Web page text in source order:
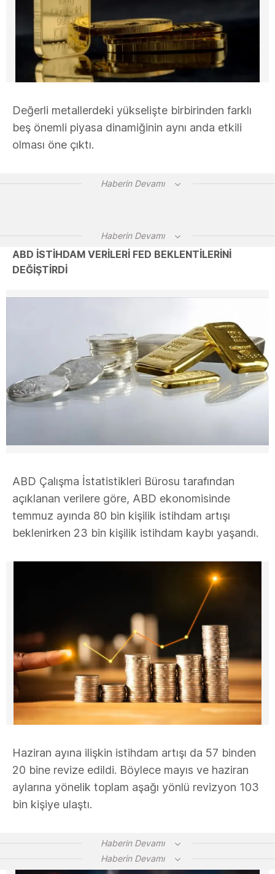
Değerli metallerdeki yükselişte birbirinden farklı
beş önemli piyasa dinamiğinin aynı anda etkili
olması öne çıktı.
Haberin Devamı
Haberin Devamı
ABD İSTİHDAM VERİLERİ FED BEKLENTİLERİNİ
DEĞİŞTİRDİ
ABD Çalışma İstatistikleri Bürosu tarafından
açıklanan verilere göre, ABD ekonomisinde
temmuz ayında 80 bin kişilik istihdam artışı
beklenirken 23 bin kişilik istihdam kaybı yaşandı.
Haziran ayına ilişkin istihdam artışı da 57 binden
20 bine revize edildi. Böylece mayıs ve haziran
aylarına yönelik toplam aşağı yönlü revizyon 103
bin kişiye ulaştı.
Haberin Devamı
Haberin Devamı